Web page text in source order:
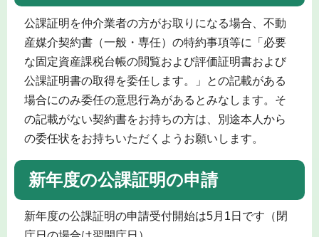
公課証明を仲介業者の方がお取りになる場合、不動
産媒介契約書（一般・専任）の特約事項等に「必要
な固定資産課税台帳の閲覧および評価証明書および
公課証明書の取得を委任します。」との記載がある
場合にのみ委任の意思行為があるとみなします。そ
の記載がない契約書をお持ちの方は、別途本人から
の委任状をお持ちいただくようお願いします。
新年度の公課証明の申請
新年度の公課証明の申請受付開始は5月1日です（閉